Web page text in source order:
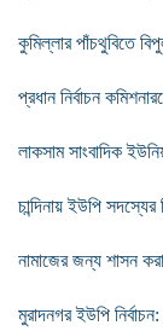
কুমিল্লার পাঁচথুবিতে
প্রধান নির্বাচন
লাকসাম সাংবাদিক
চান্দিনায় ইউপি
নামাজের জন্য শাসন
মুরাদনগর ইউপি